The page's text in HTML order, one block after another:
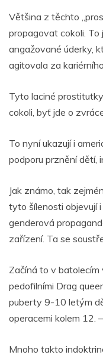
k
Většina z těchto
propagovat cokoli. To
angažované úderky,
agitovala za
Tyto laciné
cokoli, byť jde o
To nyní ukazují i
podporu prznění dětí,
Jak známo, tak
tyto šílenosti objevují
genderová
zařízení. Ta se
Začíná to v batolecím
pedofilními Drag
puberty 9-10 letým
operacemi kolem 12.
Mnoho takto